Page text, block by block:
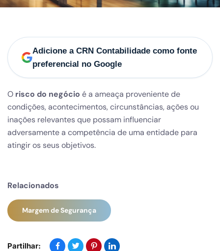
Adicione a CRN Contabilidade como fonte
preferencial no Google
O risco do negócio é a ameaça proveniente de
condições, acontecimentos, circunstâncias, ações ou
inações relevantes que possam influenciar
adversamente a competência de uma entidade para
atingir os seus objetivos.
Relacionados
Margem de Segurança
Partilhar: